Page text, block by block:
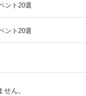
ント20選
ント20選
ん。